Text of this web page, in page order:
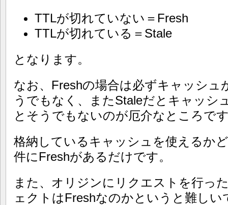
TTLが切れていない＝Fresh
TTLが切れている＝Stale
となります。
なお、Freshの場合は必ずキャッシュ
うでもなく、またStaleだとキャッシ
とそうでもないのが厄介なところで
格納しているキャッシュを使えるか
件にFreshがあるだけです。
また、オリジンにリクエストを行っ
ェクトはFreshなのかというと難しい